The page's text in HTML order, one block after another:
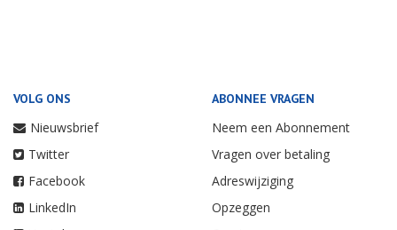
VOLG ONS
Nieuwsbrief
Twitter
Facebook
LinkedIn
ABONNEE VRAGEN
Neem een Abonnement
Vragen over betaling
Adreswijziging
Opzeggen